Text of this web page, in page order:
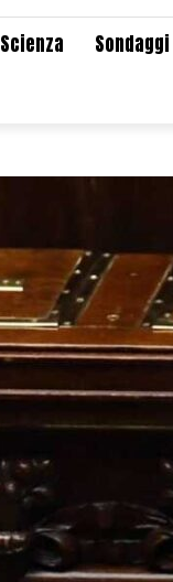
Scienza Sondaggi